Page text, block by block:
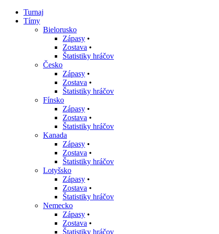
Turnaj
Tímy
Bielorusko
Zápasy •
Zostava •
Štatistiky hráčov
Česko
Zápasy •
Zostava •
Štatistiky hráčov
Fínsko
Zápasy •
Zostava •
Štatistiky hráčov
Kanada
Zápasy •
Zostava •
Štatistiky hráčov
Lotyšsko
Zápasy •
Zostava •
Štatistiky hráčov
Nemecko
Zápasy •
Zostava •
Štatistiky hráčov